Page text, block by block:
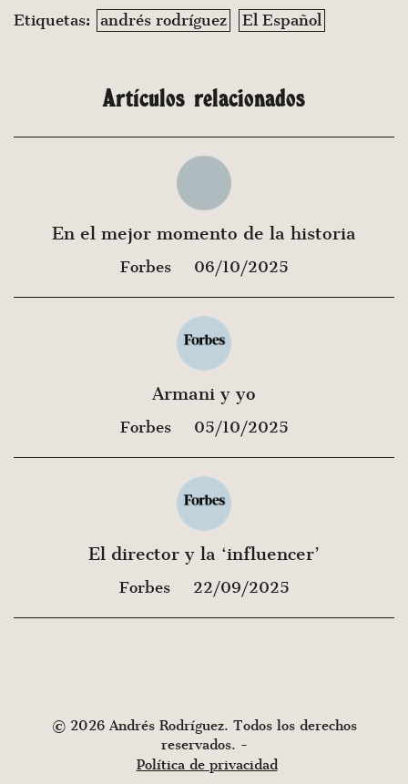
Etiquetas: andrés rodríguez El Español
Artículos relacionados
En el mejor momento de la historia
Forbes 06/10/2025
Armani y yo
Forbes 05/10/2025
El director y la ‘influencer’
Forbes 22/09/2025
© 2026 Andrés Rodríguez. Todos los derechos
reservados. -
Política de privacidad